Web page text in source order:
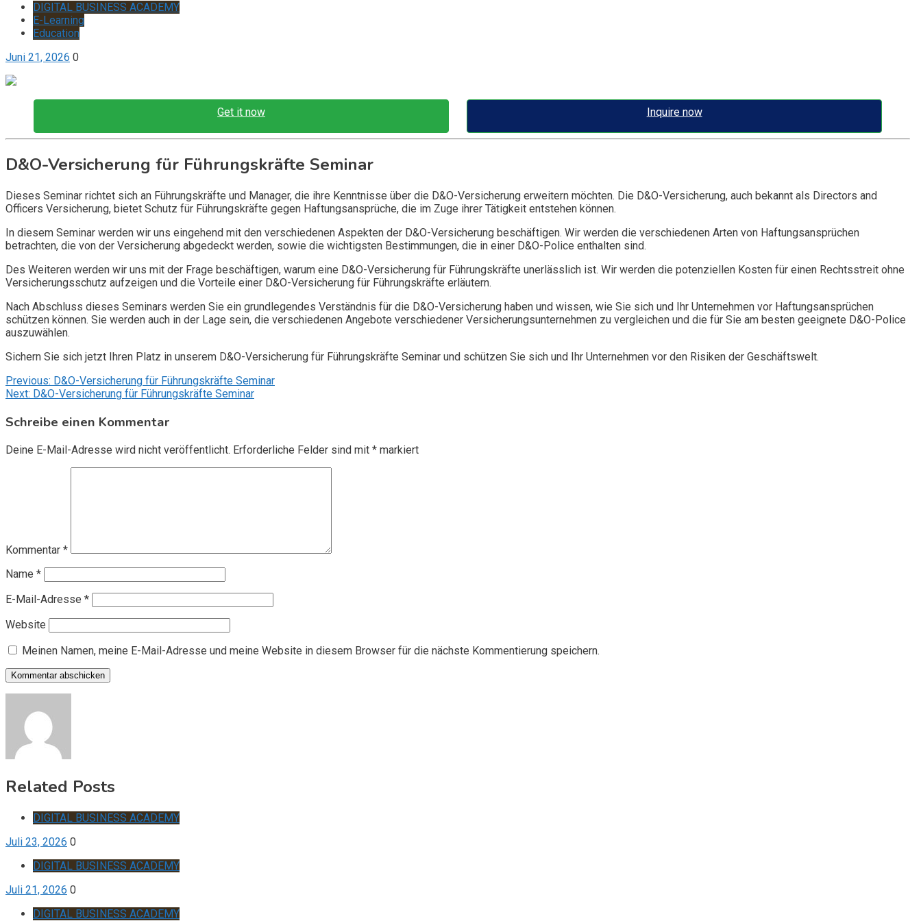
DIGITAL BUSINESS ACADEMY
E-Learning
Education
Juni 21, 2026 0
Get it now Inquire now
D&O-Versicherung für Führungskräfte Seminar
Dieses Seminar richtet sich an Führungskräfte und Manager, die ihre Kenntnisse über die D&O-Versicherung erweitern möchten. Die D&O-Versicherung, auch bekannt als Directors and
Officers Versicherung, bietet Schutz für Führungskräfte gegen Haftungsansprüche, die im Zuge ihrer Tätigkeit entstehen können.
In diesem Seminar werden wir uns eingehend mit den verschiedenen Aspekten der D&O-Versicherung beschäftigen. Wir werden die verschiedenen Arten von Haftungsansprüchen
betrachten, die von der Versicherung abgedeckt werden, sowie die wichtigsten Bestimmungen, die in einer D&O-Police enthalten sind.
Des Weiteren werden wir uns mit der Frage beschäftigen, warum eine D&O-Versicherung für Führungskräfte unerlässlich ist. Wir werden die potenziellen Kosten für einen Rechtsstreit ohne
Versicherungsschutz aufzeigen und die Vorteile einer D&O-Versicherung für Führungskräfte erläutern.
Nach Abschluss dieses Seminars werden Sie ein grundlegendes Verständnis für die D&O-Versicherung haben und wissen, wie Sie sich und Ihr Unternehmen vor Haftungsansprüchen
schützen können. Sie werden auch in der Lage sein, die verschiedenen Angebote verschiedener Versicherungsunternehmen zu vergleichen und die für Sie am besten geeignete D&O-Police
auszuwählen.
Sichern Sie sich jetzt Ihren Platz in unserem D&O-Versicherung für Führungskräfte Seminar und schützen Sie sich und Ihr Unternehmen vor den Risiken der Geschäftswelt.
Beitragsnavigation
Previous: D&O-Versicherung für Führungskräfte Seminar
Next: D&O-Versicherung für Führungskräfte Seminar
Schreibe einen Kommentar
Deine E-Mail-Adresse wird nicht veröffentlicht. Erforderliche Felder sind mit * markiert
Kommentar *
Name *
E-Mail-Adresse *
Website
Meinen Namen, meine E-Mail-Adresse und meine Website in diesem Browser für die nächste Kommentierung speichern.
Related Posts
DIGITAL BUSINESS ACADEMY
Juli 23, 2026 0
DIGITAL BUSINESS ACADEMY
Juli 21, 2026 0
DIGITAL BUSINESS ACADEMY